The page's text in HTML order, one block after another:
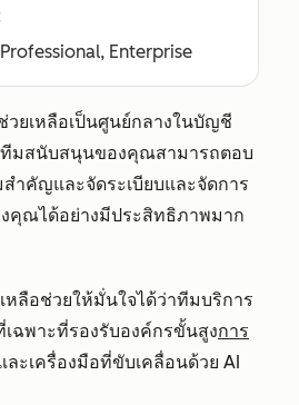
Professional, Enterprise
ยเหลือเป็นศูนย์กลางในบัญชี
มสนับสนุนของคุณสามารถตอบ
ำคัญและจัดระเบียบและจัดการ
คุณได้อย่างมีประสิทธิภาพมาก
หลือช่วยให้มั่นใจได้ว่าทีมบริการ
ฉพาะที่รองรับองค์กรขั้นสูงการ
ละเครื่องมือที่ขับเคลื่อนด้วย AI